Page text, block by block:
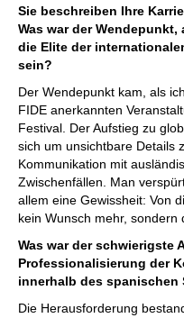
Sie beschreiben Ihre
Was war der
die Elite der
sein?
Der Wendepunkt kam, als
FIDE anerkannten
Festival. Der Aufstieg zu
sich um unsichtbare Details
Kommunikation mit
Zwischenfällen. Man
allem eine Gewissheit: Von
kein Wunsch mehr, sondern
Was war der schwierigste
Professionalisierung der
innerhalb des spanischen
Die Herausforderung